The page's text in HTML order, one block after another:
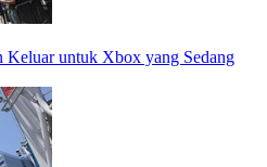
Keluar untuk Xbox yang Sedang